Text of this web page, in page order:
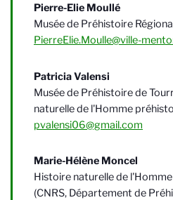
Pierre-Elie Moullé
Musée de Préhistoire
PierreElie.Moulle@ville-
Patricia Valensi
Musée de Préhistoire de
naturelle de l'Homme
pvalensi06@gmail.com
Marie-Hélène Moncel
Histoire naturelle de
(CNRS, Département de